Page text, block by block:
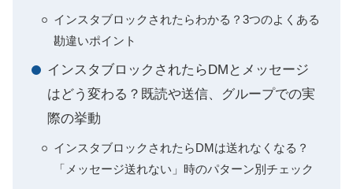
インスタブロックされたらわかる？3つのよくある
勘違いポイント
インスタブロックされたらDMとメッセージ
はどう変わる？既読や送信、グループでの実
際の挙動
インスタブロックされたらDMは送れなくなる？
「メッセージ送れない」時のパターン別チェック